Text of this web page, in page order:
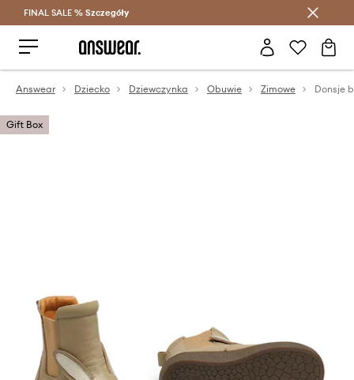
Oszczędzaj z Answear Club >
FINAL SALE % Szczegóły
Answear Dziecko Dziewczynka Obuwie Zimowe
Gift Box